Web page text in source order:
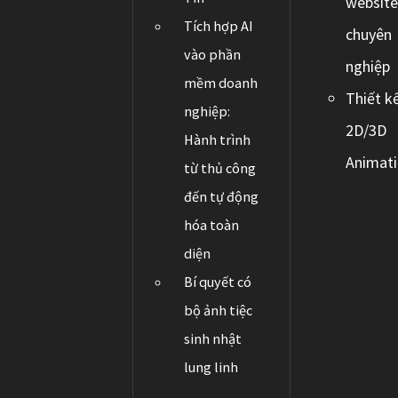
Tích hợp AI
vào phần
mềm doanh
nghiệp:
Hành trình
từ thủ công
đến tự động
hóa toàn
diện
Bí quyết có
bộ ảnh tiệc
sinh nhật
lung linh
chuyên
nghiệp
Thiết
2D/3D